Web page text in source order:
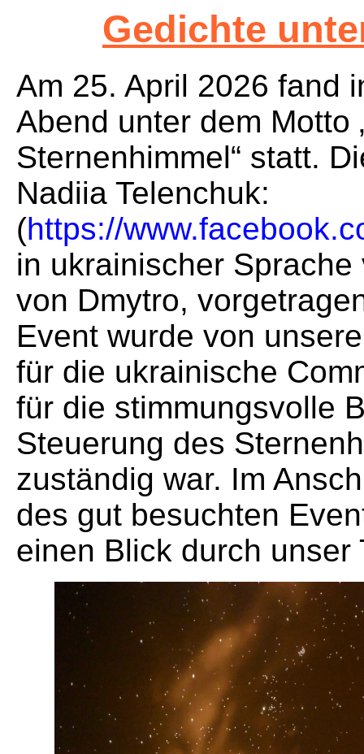
Gedichte
Am 25. April 2026 fand
Abend unter dem Motto
Sternenhimmel“ statt.
Nadiia Telenchuk:
(https://
in ukrainischer
von Dmytro,
Event wurde von
für die ukrainische
für die stimmungsvolle
Steuerung des
zuständig war. Im
des gut besuchten
einen Blick durch unser